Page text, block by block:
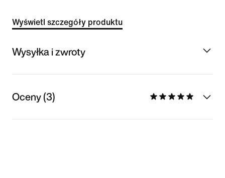
Wyświetl szczegóły produktu
Wysyłka i zwroty
Oceny (3)